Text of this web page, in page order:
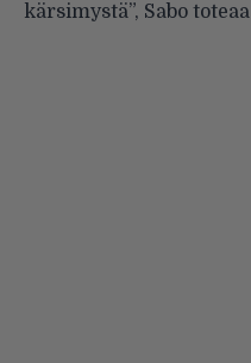
kärsimystä”, Sabo toteaa